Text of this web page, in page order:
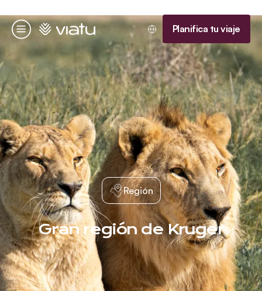
Menú
Página de inicio Planifica tu viaje
Región
Gran región de Kruger